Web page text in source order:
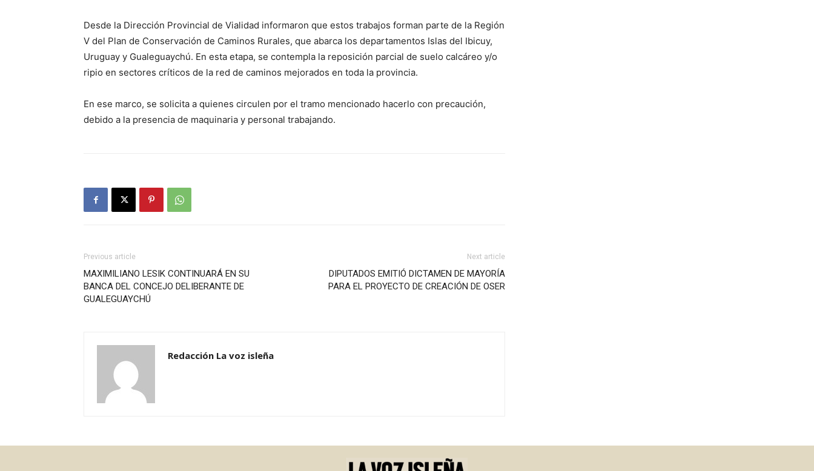
Desde la Dirección Provincial de Vialidad informaron que estos trabajos forman parte de la Región
V del Plan de Conservación de Caminos Rurales, que abarca los departamentos Islas del Ibicuy,
Uruguay y Gualeguaychú. En esta etapa, se contempla la reposición parcial de suelo calcáreo y/o
ripio en sectores críticos de la red de caminos mejorados en toda la provincia.
En ese marco, se solicita a quienes circulen por el tramo mencionado hacerlo con precaución,
debido a la presencia de maquinaria y personal trabajando.
Previous article
MAXIMILIANO LESIK CONTINUARÁ EN SU
BANCA DEL CONCEJO DELIBERANTE DE
GUALEGUAYCHÚ
Next article
DIPUTADOS EMITIÓ DICTAMEN DE MAYORÍA
PARA EL PROYECTO DE CREACIÓN DE OSER
Redacción La voz isleña